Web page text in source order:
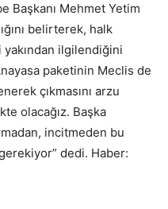
Başkanı Mehmet Yetim
belirterek, halk
yakından ilgilendiğini
paketinin Meclis de
çıkmasını arzu
olacağız. Başka
incitmeden bu
dedi. Haber: